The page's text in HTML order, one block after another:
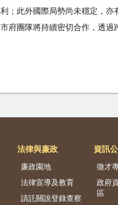
；此外國際局勢尚未穩定，
府團隊將持續密切合作，透
法律與廉政
廉政園地
法律宣導及教育
請託關說登錄查察
資訊
徵才
政府
區